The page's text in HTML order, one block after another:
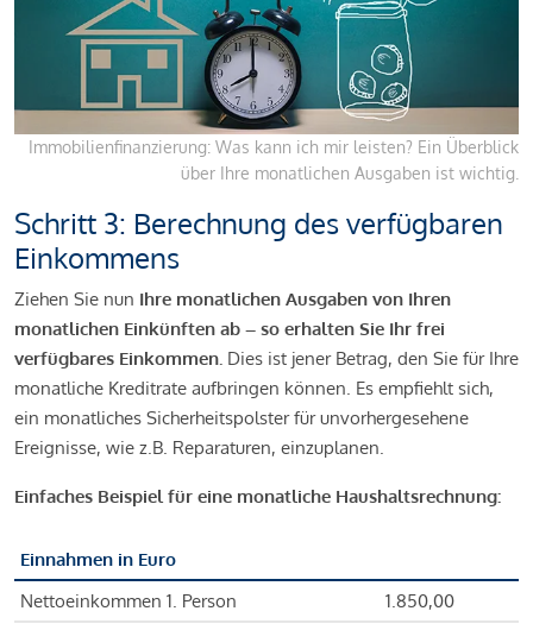
Immobilienfinanzierung: Was kann ich mir leisten? Ein Überblick
über Ihre monatlichen Ausgaben ist wichtig.
Schritt 3: Berechnung des verfügbaren
Einkommens
Ziehen Sie nun Ihre monatlichen Ausgaben von Ihren
monatlichen Einkünften ab – so erhalten Sie Ihr frei
verfügbares Einkommen. Dies ist jener Betrag, den Sie für Ihre
monatliche Kreditrate aufbringen können. Es empfiehlt sich,
ein monatliches Sicherheitspolster für unvorhergesehene
Ereignisse, wie z.B. Reparaturen, einzuplanen.
Einfaches Beispiel für eine monatliche Haushaltsrechnung:
Einnahmen in Euro
Nettoeinkommen 1. Person
1.850,00